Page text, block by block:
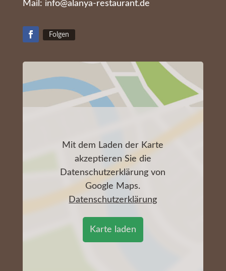
Mail: info@alanya-restaurant.de
Folgen
Mit dem Laden der Karte
akzeptieren Sie die
Datenschutzerklärung von
Google Maps.
Datenschutzerklärung
Karte laden